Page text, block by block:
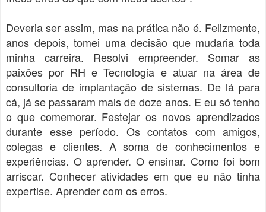
Deveria ser assim, mas na prática não é. Felizmente,
anos depois, tomei uma decisão que mudaria toda
minha carreira. Resolvi empreender. Somar as
paixões por RH e Tecnologia e atuar na área de
consultoria de implantação de sistemas. De lá para
cá, já se passaram mais de doze anos. E eu só tenho
o que comemorar. Festejar os novos aprendizados
durante esse período. Os contatos com amigos,
colegas e clientes. A soma de conhecimentos e
experiências. O aprender. O ensinar. Como foi bom
arriscar. Conhecer atividades em que eu não tinha
expertise. Aprender com os erros.